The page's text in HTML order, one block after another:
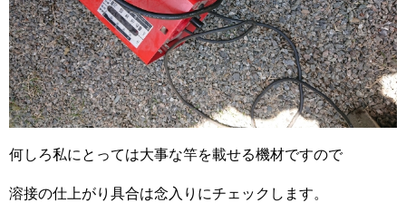
何しろ私にとっては大事な竿を載せる機材ですので
溶接の仕上がり具合は念入りにチェックします。